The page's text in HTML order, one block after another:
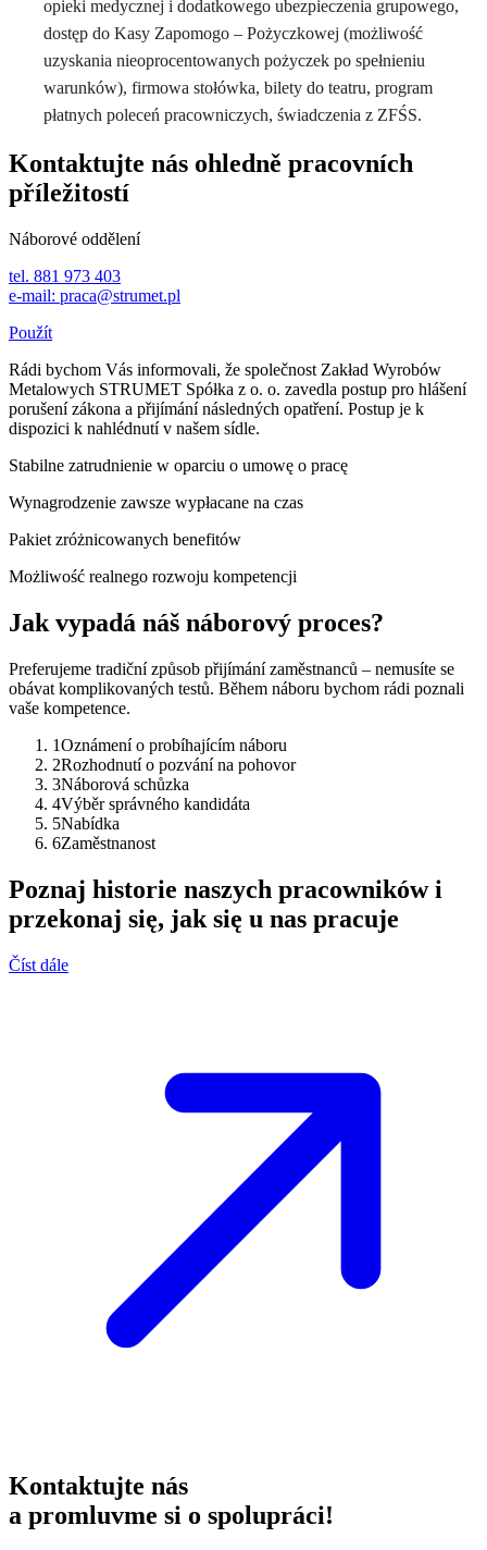
opieki medycznej i dodatkowego ubezpieczenia grupowego,
dostęp do Kasy Zapomogo – Pożyczkowej (możliwość
uzyskania nieoprocentowanych pożyczek po spełnieniu
warunków), firmowa stołówka, bilety do teatru, program
płatnych poleceń pracowniczych, świadczenia z ZFŚS.
Kontaktujte nás ohledně pracovních
příležitostí
Náborové oddělení
tel. 881 973 403
e-mail: praca@strumet.pl
Použít
Rádi bychom Vás informovali, že společnost Zakład Wyrobów
Metalowych STRUMET Spółka z o. o. zavedla postup pro hlášení
porušení zákona a přijímání následných opatření. Postup je k
dispozici k nahlédnutí v našem sídle.
Stabilne zatrudnienie w oparciu o umowę o pracę
Wynagrodzenie zawsze wypłacane na czas
Pakiet zróżnicowanych benefitów
Możliwość realnego rozwoju kompetencji
Jak vypadá náš náborový proces?
Preferujeme tradiční způsob přijímání zaměstnanců – nemusíte se
obávat komplikovaných testů. Během náboru bychom rádi poznali
vaše kompetence.
1Oznámení o probíhajícím náboru
2Rozhodnutí o pozvání na pohovor
3Náborová schůzka
4Výběr správného kandidáta
5Nabídka
6Zaměstnanost
Poznaj historie naszych pracowników i
przekonaj się, jak się u nas pracuje
Číst dále
Kontaktujte nás
a promluvme si o spolupráci!